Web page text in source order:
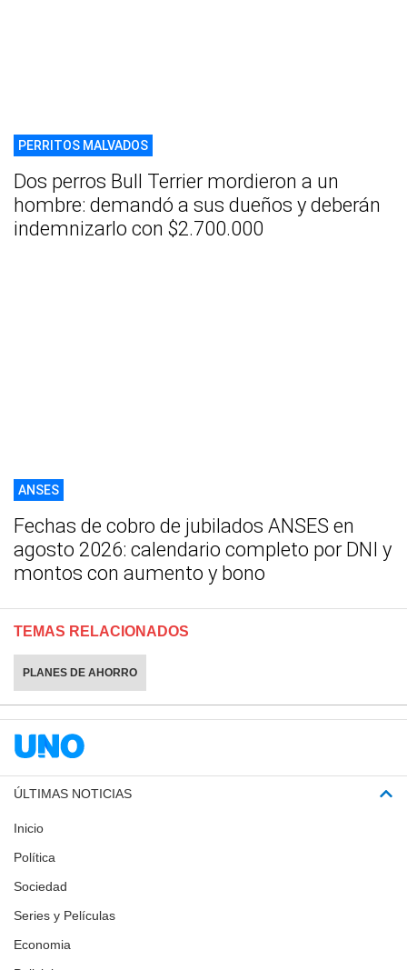
PERRITOS MALVADOS
Dos perros Bull Terrier mordieron a un
hombre: demandó a sus dueños y deberán
indemnizarlo con $2.700.000
ANSES
Fechas de cobro de jubilados ANSES en
agosto 2026: calendario completo por DNI y
montos con aumento y bono
TEMAS RELACIONADOS
PLANES DE AHORRO
ÚLTIMAS NOTICIAS
Inicio
Política
Sociedad
Series y Películas
Economia